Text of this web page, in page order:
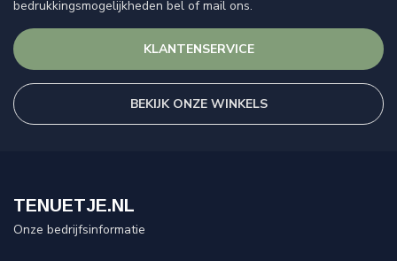
bedrukkingsmogelijkheden bel of mail ons.
KLANTENSERVICE
BEKIJK ONZE WINKELS
TENUETJE.NL
Onze bedrijfsinformatie